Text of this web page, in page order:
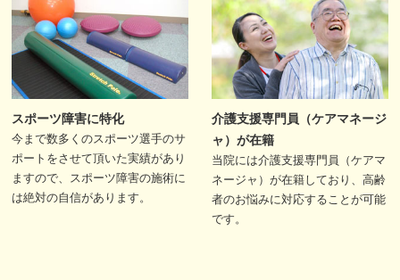
スポーツ障害に特化
今まで数多くのスポーツ選手のサ
ポートをさせて頂いた実績があり
ますので、スポーツ障害の施術に
は絶対の自信があります。
介護支援専門員（ケアマネージ
ャ）が在籍
当院には介護支援専門員（ケアマ
ネージャ）が在籍しており、高齢
者のお悩みに対応することが可能
です。